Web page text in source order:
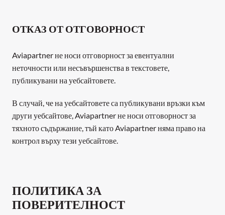
ОТКАЗ ОТ ОТГОВОРНОСТ
Aviapartner не носи отговорност за евентуални
неточности или несъвършенства в текстовете,
публикувани на уебсайтовете.
В случай, че на уебсайтовете са публикувани връзки към
други уебсайтове, Aviapartner не носи отговорност за
тяхното съдържание, тъй като Aviapartner няма право на
контрол върху тези уебсайтове.
ПОЛИТИКА ЗА
ПОВЕРИТЕЛНОСТ